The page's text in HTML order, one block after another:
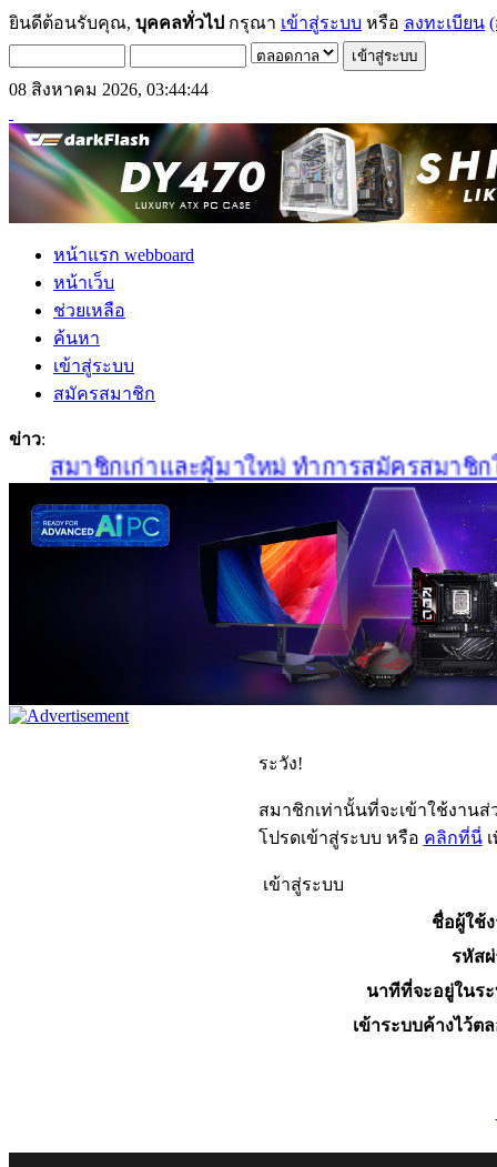
ยินดีต้อนรับคุณ, บุคคลทั่วไป กรุณา เข้าสู่ระบบ หรือ ลงทะเบียน
08 สิงหาคม 2026, 03:44:44
หน้าแรก webboard
หน้าเว็บ
ช่วยเหลือ
ค้นหา
เข้าสู่ระบบ
สมัครสมาชิก
ข่าว:
สมาชิกเก่าและผู้มาใหม่ ทำการสมัครสมาชิกใ
ระวัง!
สมาชิกเท่านั้นที่จะเข้าใช้งานส่
โปรดเข้าสู่ระบบ หรือ คลิกที่นี่เ
เข้าสู่ระบบ
ชื่อผู้ใช้
รหัส
นาทีที่จะอยู่ในร
เข้าระบบค้างไว้ต